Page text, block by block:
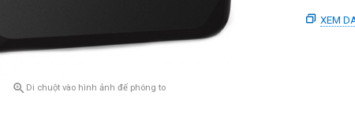
 Di chuột vào hình ảnh để phóng to
XEM